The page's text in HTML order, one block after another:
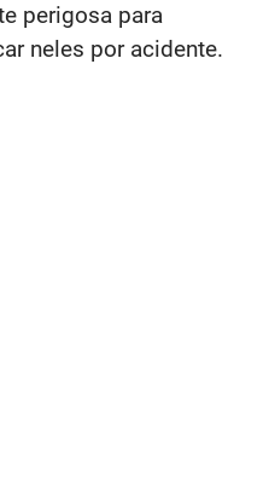
perigosa para
neles por acidente.